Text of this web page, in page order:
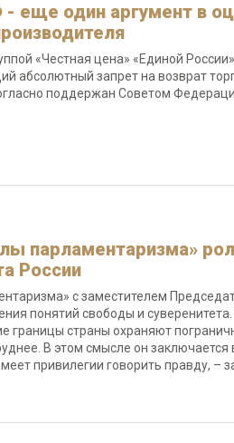
еще один аргумент в
«Честная цена» «Единой
абсолютный запрет на возврат
поддержан Советом
парламентаризма»
России
с заместителем
понятий свободы и
границы страны охраняют
В этом смысле он заключается
привилегии говорить правду, –